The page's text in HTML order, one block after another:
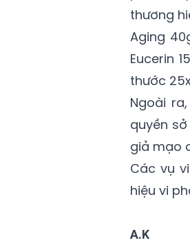
thương
Aging
Eucerin
thước
Ngoài
quyền
giả mạo
Các vụ
hiệu vi
A.K